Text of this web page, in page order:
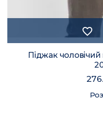
favorite_border
Піджак